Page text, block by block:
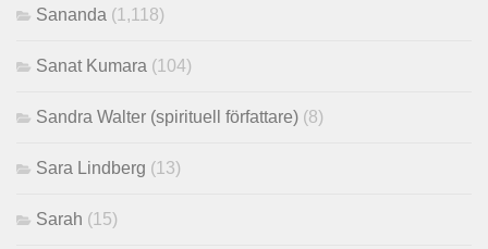
Sananda (1,118)
Sanat Kumara (104)
Sandra Walter (spirituell författare) (8)
Sara Lindberg (13)
Sarah (15)